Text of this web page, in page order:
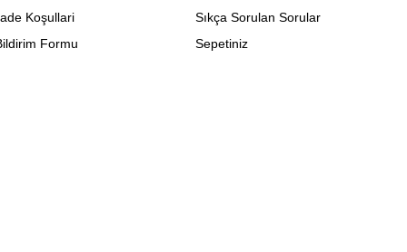
Koşullari
Formu
Sıkça Sorulan Sorular
Sepetiniz